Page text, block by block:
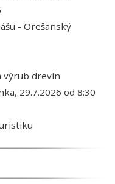
- Orešanský
výrub drevín
29.7.2026 od 8:30